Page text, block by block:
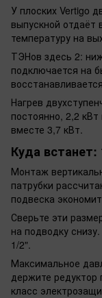
У плоских Vertigo
выпускной отдаёт
температуру на
ТЭНов здесь 2:
подключается на
Нагрев
постоянно, 2,2
вместе 3,7 кВт.
Куда
Монтаж
патрубки
подвеска
Сверьте эти
на подводку
1/2".
Максимальное
держите
класс